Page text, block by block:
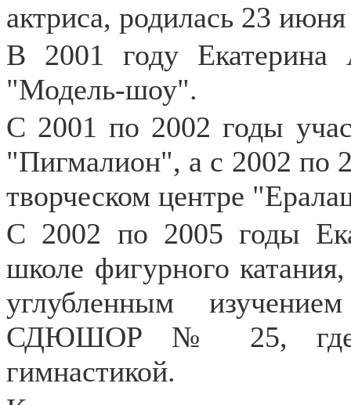
актриса, родилась 23
В 2001 году Екатерина
"Модель-шоу".
С 2001 по 2002 годы
"Пигмалион", а с 2002 по
творческом центре
С 2002 по 2005 годы
школе фигурного
углубленным
СДЮШОР № 25, где
гимнастикой.